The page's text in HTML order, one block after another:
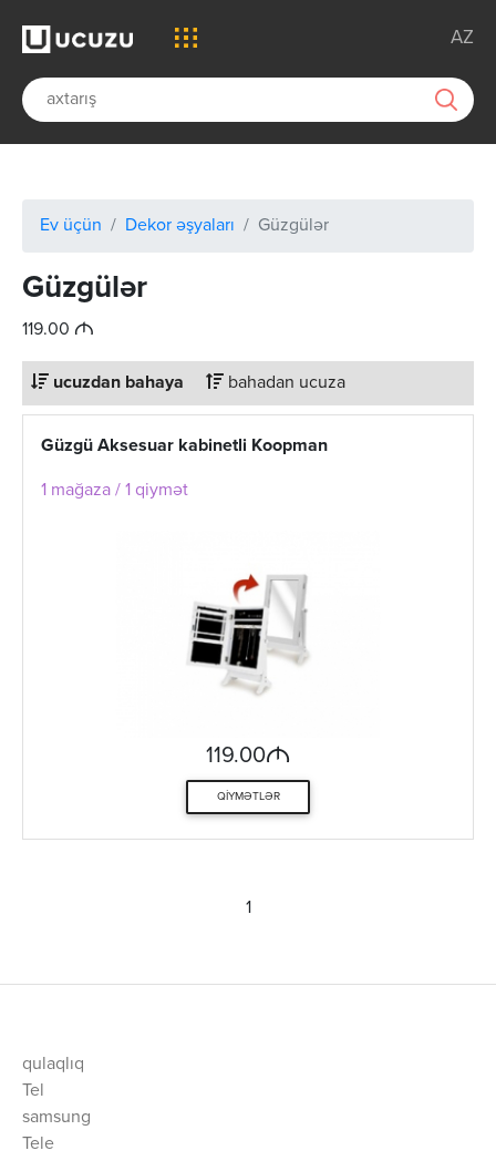
AZ
Ev üçün Dekor əşyaları Güzgülər
Güzgülər
119.00 M
ucuzdan bahaya bahadan ucuza
Güzgü Aksesuar kabinetli Koopman
1 mağaza / 1 qiymət
119.00M
QIYMƏTLƏR
1
qulaqlıq
Tel
samsung
Tele